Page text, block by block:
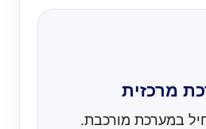
מרכזית
במערכת מורכבת.